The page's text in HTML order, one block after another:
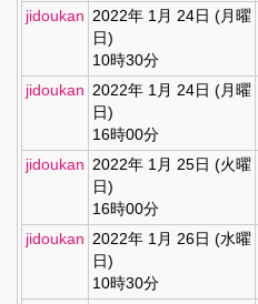
jidoukan 2022年 1月 24日 (月曜
日)
10時30分
jidoukan 2022年 1月 24日 (月曜
日)
16時00分
jidoukan 2022年 1月 25日 (火曜
日)
16時00分
jidoukan 2022年 1月 26日 (水曜
日)
10時30分